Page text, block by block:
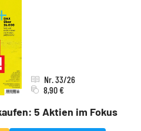
5 Aktien im Fokus
Nr. 33/26
8,90 €